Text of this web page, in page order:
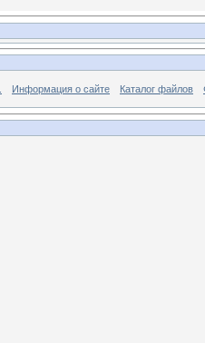
Информация о сайте Каталог файлов